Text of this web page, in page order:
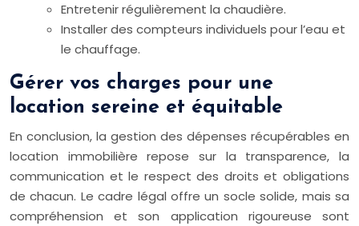
Entretenir régulièrement la chaudière.
Installer des compteurs individuels pour l’eau et
le chauffage.
Gérer vos charges pour une
location sereine et équitable
En conclusion, la gestion des dépenses récupérables en
location immobilière repose sur la transparence, la
communication et le respect des droits et obligations
de chacun. Le cadre légal offre un socle solide, mais sa
compréhension et son application rigoureuse sont